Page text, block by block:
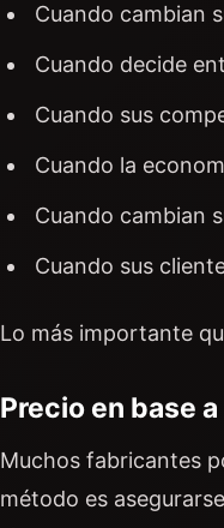
Cuando cambian
Cuando decide
Cuando sus
Cuando la
Cuando cambian
Cuando sus
Lo más importante
Precio en base
Muchos fabricantes
método es